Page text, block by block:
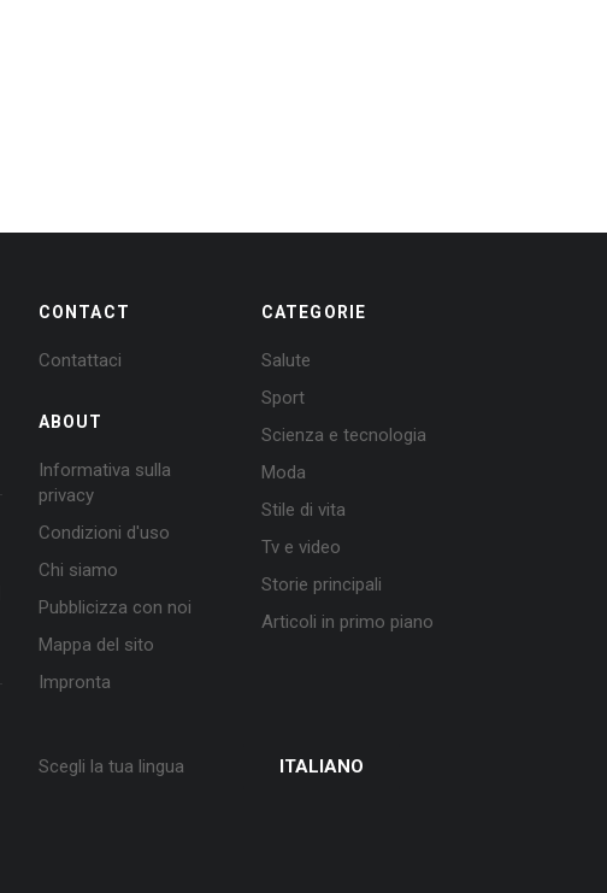
CONTACT
Contattaci
ABOUT
Informativa sulla
privacy
Condizioni d'uso
Chi siamo
Pubblicizza con noi
Mappa del sito
Impronta
CATEGORIE
Salute
Sport
Scienza e tecnologia
Moda
Stile di vita
Tv e video
Storie principali
Articoli in primo piano
Scegli la tua lingua ITALIANO